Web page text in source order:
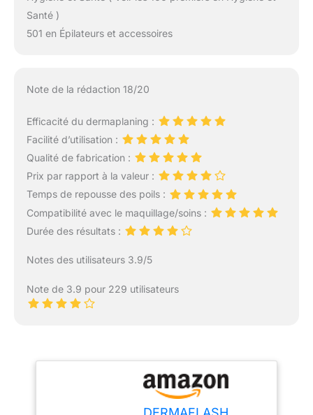
Santé )
501 en Épilateurs et accessoires
Note de la rédaction 18/20
Efficacité du dermaplaning :
Facilité d’utilisation :
Qualité de fabrication :
Prix par rapport à la valeur :
Temps de repousse des poils :
Compatibilité avec le maquillage/soins :
Durée des résultats :
Notes des utilisateurs 3.9/5
Note de 3.9 pour 229 utilisateurs